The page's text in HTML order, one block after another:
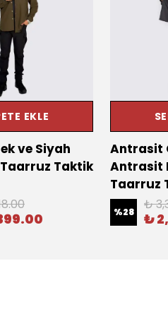
EKLE
ve Siyah
Taktik
Antrasit
Antrasit
Taarruz
%28 ₺
₺